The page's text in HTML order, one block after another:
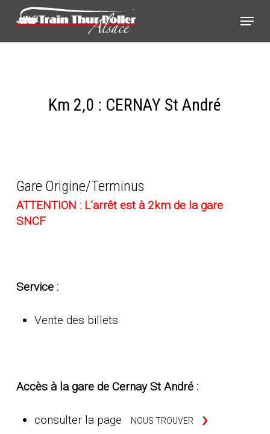
Menu
Km 2,0 : CERNAY St André
Gare Origine/Terminus
ATTENTION : L’arrêt est à 2km de la gare
SNCF
Service :
Vente des billets
Accès à la gare de Cernay St André :
consulter la page NOUS TROUVER
Panneau de gestion des cookies